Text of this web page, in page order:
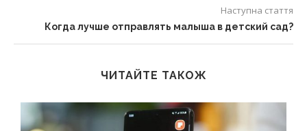
Наступна стаття
Когда лучше отправлять малыша в детский сад?
ЧИТАЙТЕ ТАКОЖ